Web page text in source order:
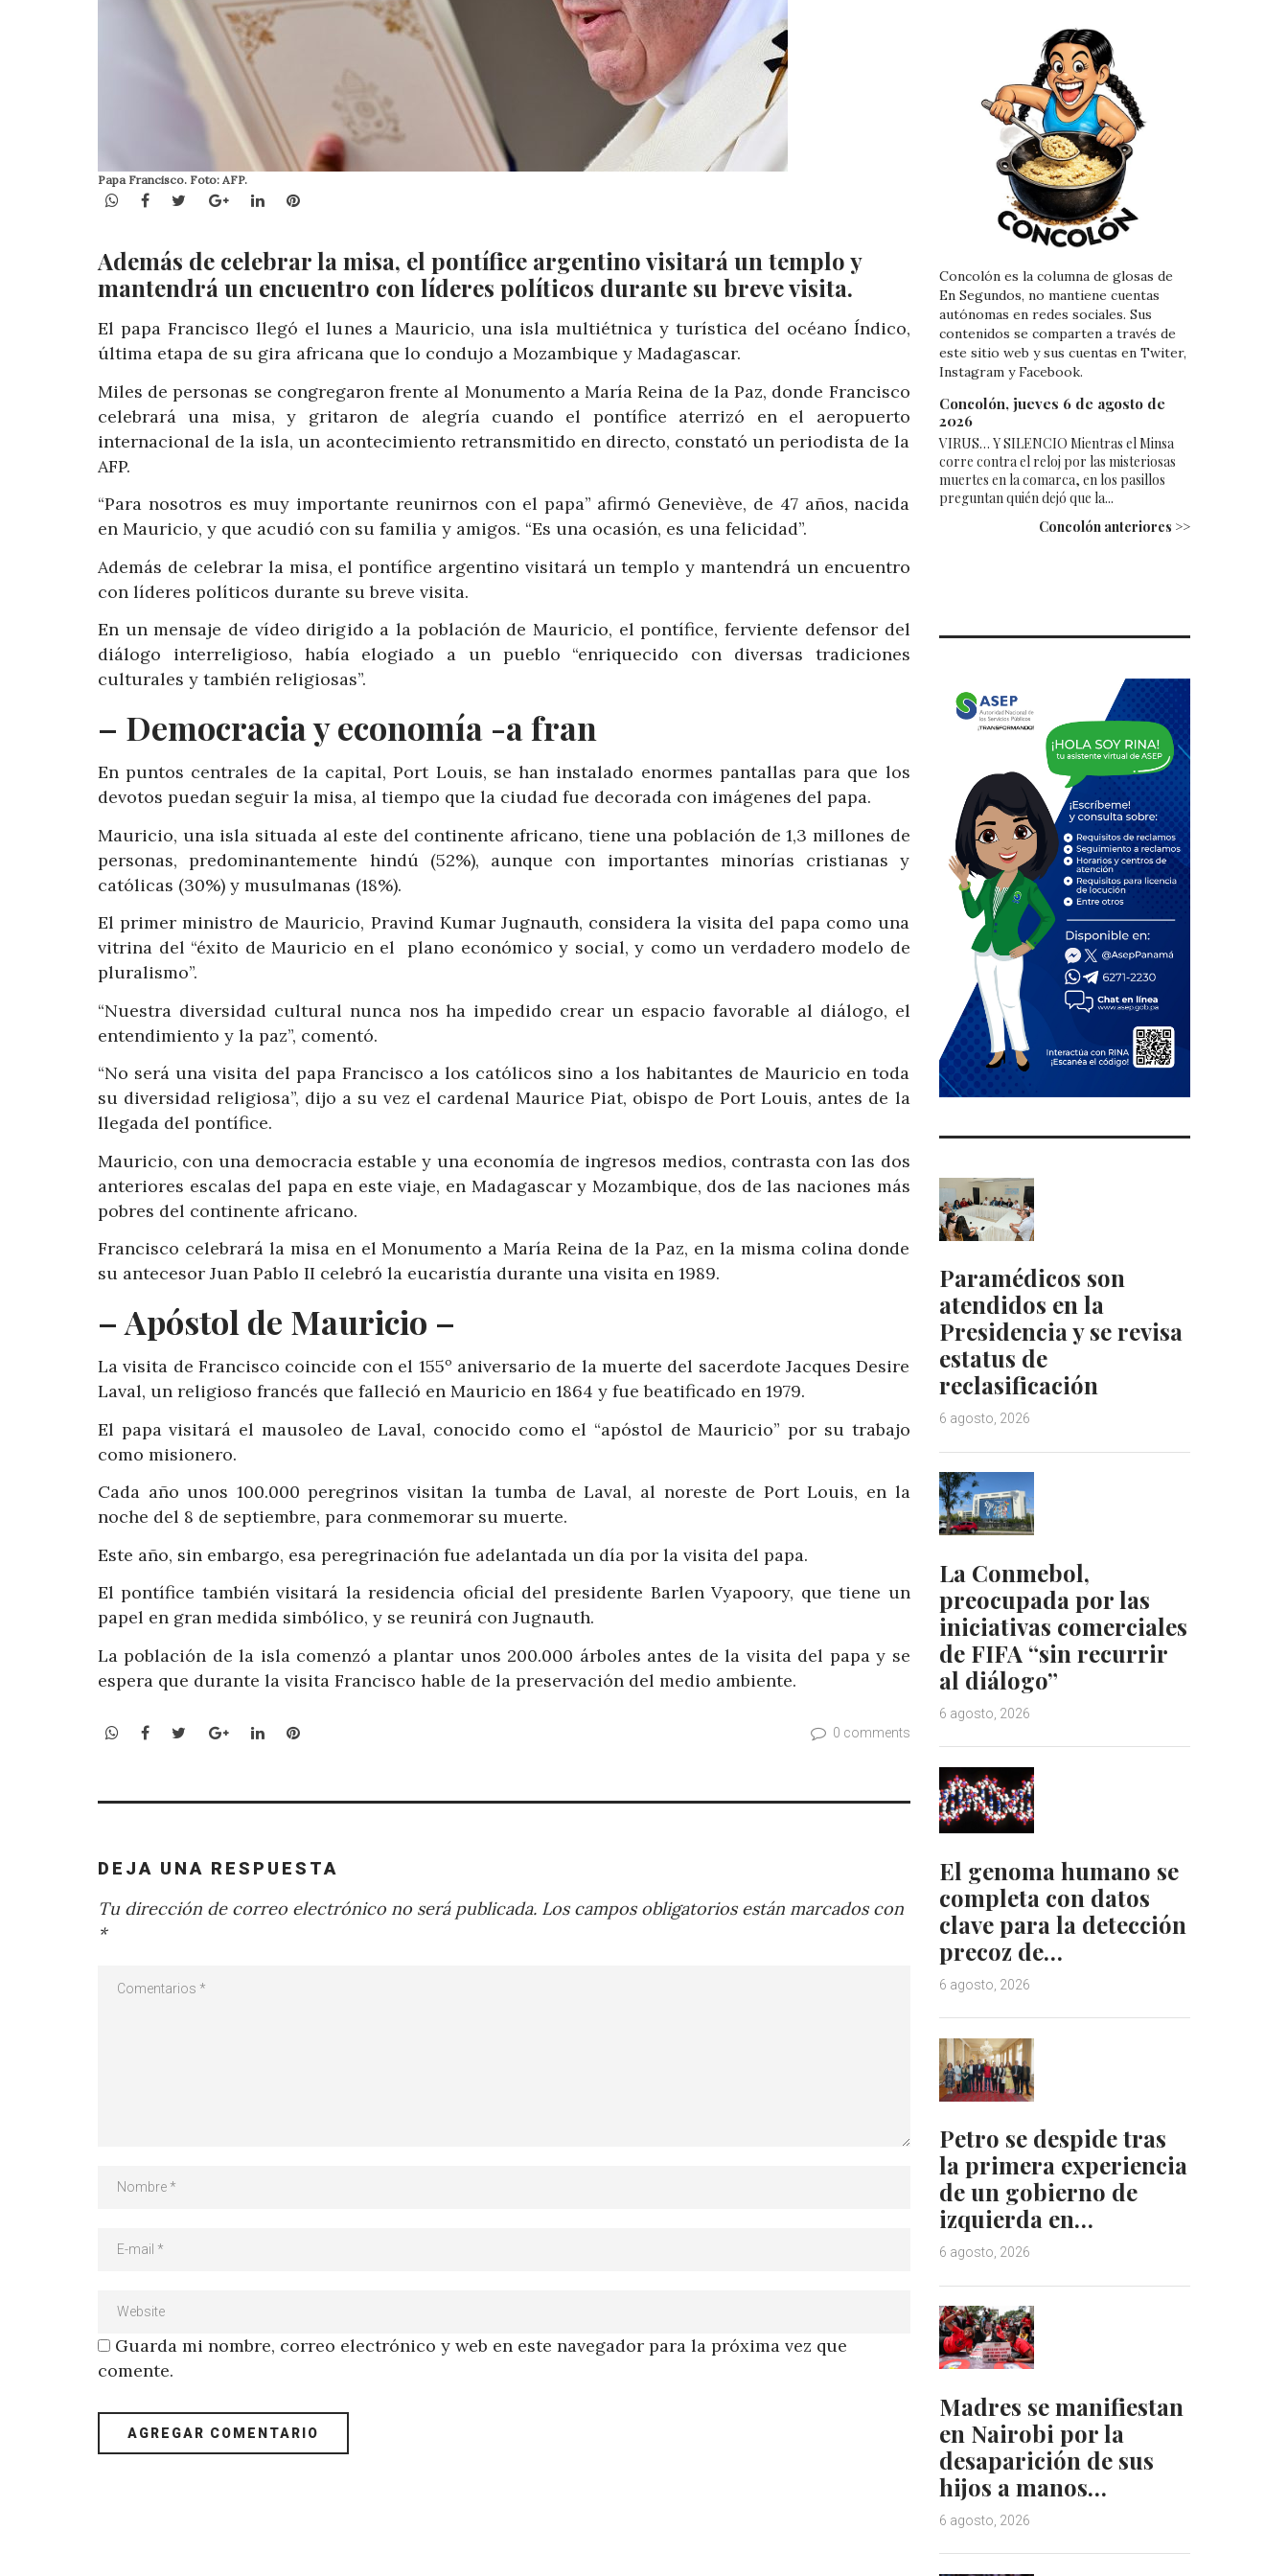
Papa Francisco. Foto: AFP.
WhatsApp
Facebook
TwitterGoogle+LinkedInPinterest
Además de celebrar la misa, el pontífice argentino visitará un templo y
mantendrá un encuentro con líderes políticos durante su breve visita.
El papa Francisco llegó el lunes a Mauricio, una isla multiétnica y turística del océano Índico,
última etapa de su gira africana que lo condujo a Mozambique y Madagascar.
Miles de personas se congregaron frente al Monumento a María Reina de la Paz, donde Francisco
celebrará una misa, y gritaron de alegría cuando el pontífice aterrizó en el aeropuerto
internacional de la isla, un acontecimiento retransmitido en directo, constató un periodista de la
AFP.
“Para nosotros es muy importante reunirnos con el papa” afirmó Geneviève, de 47 años, nacida
en Mauricio, y que acudió con su familia y amigos. “Es una ocasión, es una felicidad”.
Además de celebrar la misa, el pontífice argentino visitará un templo y mantendrá un encuentro
con líderes políticos durante su breve visita.
En un mensaje de vídeo dirigido a la población de Mauricio, el pontífice, ferviente defensor del
diálogo interreligioso, había elogiado a un pueblo “enriquecido con diversas tradiciones
culturales y también religiosas”.
– Democracia y economía -a fran
En puntos centrales de la capital, Port Louis, se han instalado enormes pantallas para que los
devotos puedan seguir la misa, al tiempo que la ciudad fue decorada con imágenes del papa.
Mauricio, una isla situada al este del continente africano, tiene una población de 1,3 millones de
personas, predominantemente hindú (52%), aunque con importantes minorías cristianas y
católicas (30%) y musulmanas (18%).
El primer ministro de Mauricio, Pravind Kumar Jugnauth, considera la visita del papa como una
vitrina del “éxito de Mauricio en el plano económico y social, y como un verdadero modelo de
pluralismo”.
“Nuestra diversidad cultural nunca nos ha impedido crear un espacio favorable al diálogo, el
entendimiento y la paz”, comentó.
“No será una visita del papa Francisco a los católicos sino a los habitantes de Mauricio en toda
su diversidad religiosa”, dijo a su vez el cardenal Maurice Piat, obispo de Port Louis, antes de la
llegada del pontífice.
Mauricio, con una democracia estable y una economía de ingresos medios, contrasta con las dos
anteriores escalas del papa en este viaje, en Madagascar y Mozambique, dos de las naciones más
pobres del continente africano.
Francisco celebrará la misa en el Monumento a María Reina de la Paz, en la misma colina donde
su antecesor Juan Pablo II celebró la eucaristía durante una visita en 1989.
– Apóstol de Mauricio –
La visita de Francisco coincide con el 155º aniversario de la muerte del sacerdote Jacques Desire
Laval, un religioso francés que falleció en Mauricio en 1864 y fue beatificado en 1979.
El papa visitará el mausoleo de Laval, conocido como el “apóstol de Mauricio” por su trabajo
como misionero.
Cada año unos 100.000 peregrinos visitan la tumba de Laval, al noreste de Port Louis, en la
noche del 8 de septiembre, para conmemorar su muerte.
Este año, sin embargo, esa peregrinación fue adelantada un día por la visita del papa.
El pontífice también visitará la residencia oficial del presidente Barlen Vyapoory, que tiene un
papel en gran medida simbólico, y se reunirá con Jugnauth.
La población de la isla comenzó a plantar unos 200.000 árboles antes de la visita del papa y se
espera que durante la visita Francisco hable de la preservación del medio ambiente.
WhatsApp
Facebook
TwitterGoogle+LinkedInPinterest 0 comments
DEJA UNA RESPUESTA
Tu dirección de correo electrónico no será publicada. Los campos obligatorios están marcados con
*
Guarda mi nombre, correo electrónico y web en este navegador para la próxima vez que
comente.
Concolón es la columna de glosas de
En Segundos, no mantiene cuentas
autónomas en redes sociales. Sus
contenidos se comparten a través de
este sitio web y sus cuentas en Twiter,
Instagram y Facebook.
Concolón, jueves 6 de agosto de
2026
VIRUS… Y SILENCIO Mientras el Minsa
corre contra el reloj por las misteriosas
muertes en la comarca, en los pasillos
preguntan quién dejó que la...
Concolón anteriores >>
Paramédicos son
atendidos en la
Presidencia y se revisa
estatus de
reclasificación
6 agosto, 2026
La Conmebol,
preocupada por las
iniciativas comerciales
de FIFA “sin recurrir
al diálogo”
6 agosto, 2026
El genoma humano se
completa con datos
clave para la detección
precoz de…
6 agosto, 2026
Petro se despide tras
la primera experiencia
de un gobierno de
izquierda en…
6 agosto, 2026
Madres se manifiestan
en Nairobi por la
desaparición de sus
hijos a manos…
6 agosto, 2026